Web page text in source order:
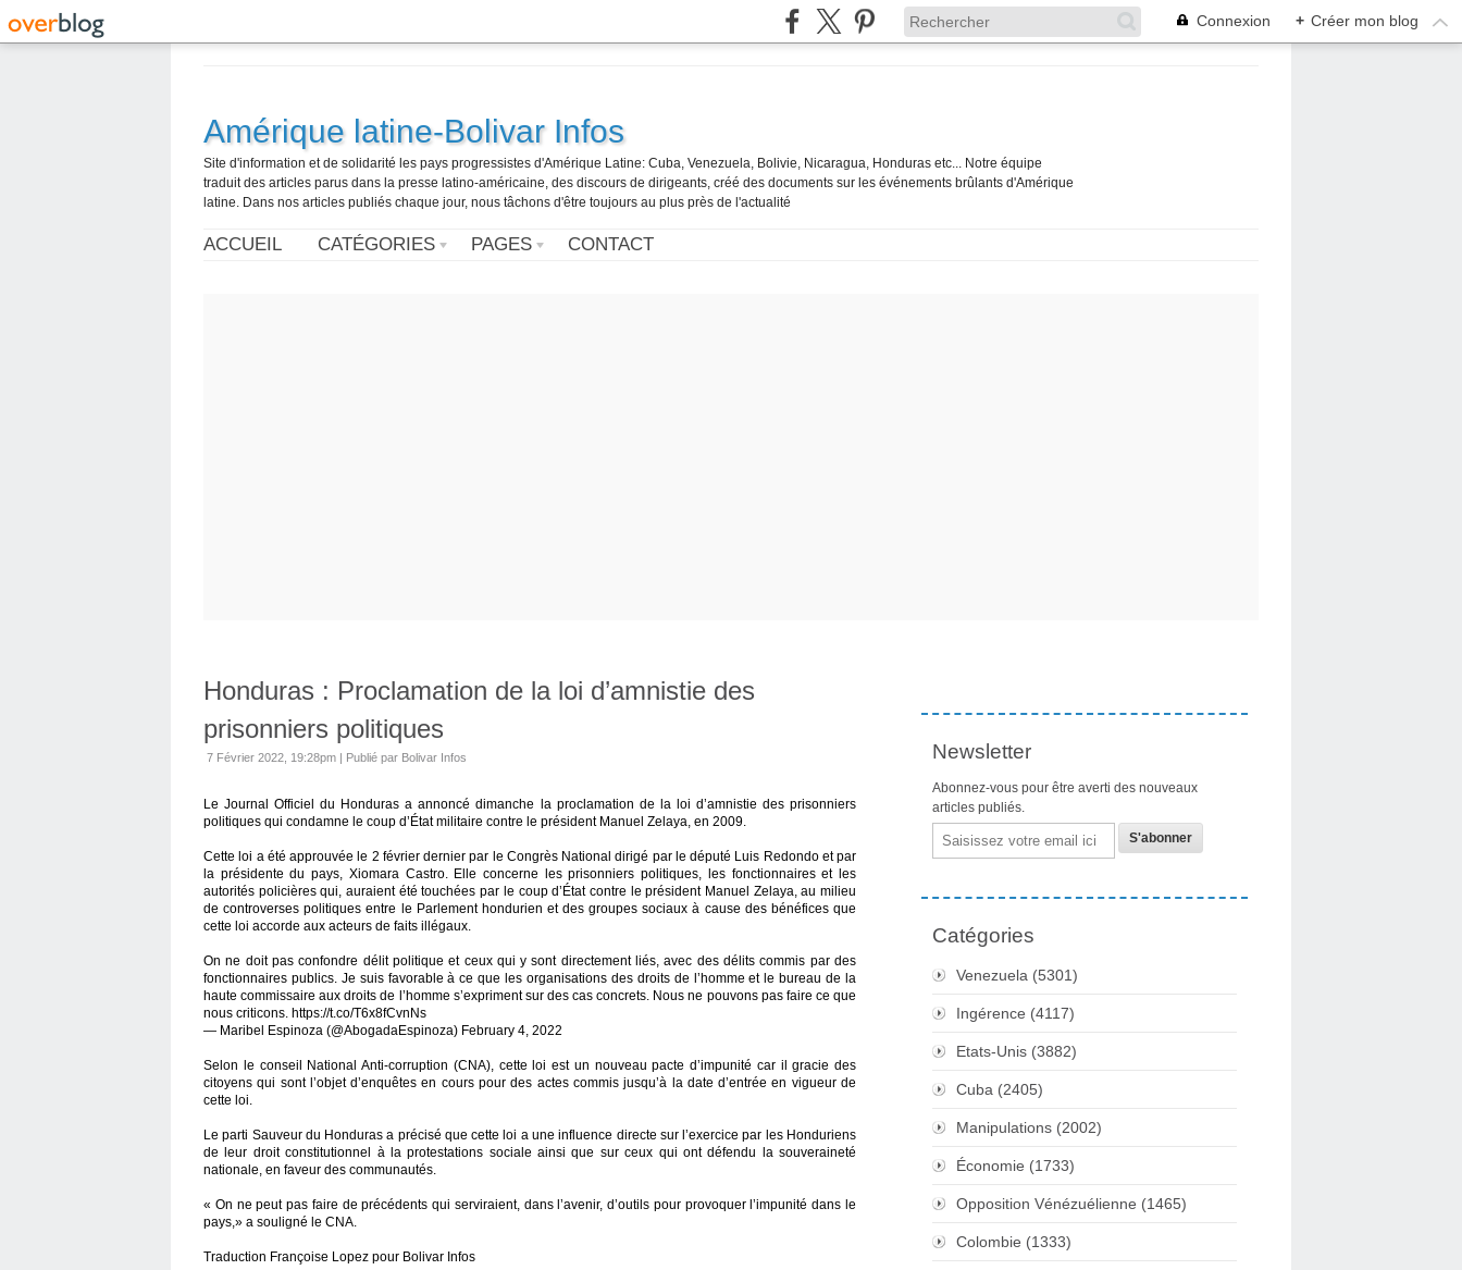
Connexion + Créer mon blog
Amérique latine-Bolivar Infos
Site d'information et de solidarité les pays progressistes d'Amérique Latine: Cuba, Venezuela, Bolivie, Nicaragua, Honduras etc... Notre équipe
traduit des articles parus dans la presse latino-américaine, des discours de dirigeants, créé des documents sur les événements brûlants d'Amérique
latine. Dans nos articles publiés chaque jour, nous tâchons d'être toujours au plus près de l'actualité
ACCUEIL CATÉGORIES PAGES CONTACT
Honduras : Proclamation de la loi d’amnistie des
prisonniers politiques
7 Février 2022, 19:28pm | Publié par Bolivar Infos
Le Journal Officiel du Honduras a annoncé dimanche la proclamation de la loi d’amnistie des prisonniers
politiques qui condamne le coup d’État militaire contre le président Manuel Zelaya, en 2009.
Cette loi a été approuvée le 2 février dernier par le Congrès National dirigé par le député Luis Redondo et par
la présidente du pays, Xiomara Castro. Elle concerne les prisonniers politiques, les fonctionnaires et les
autorités policières qui, auraient été touchées par le coup d’État contre le président Manuel Zelaya, au milieu
de controverses politiques entre le Parlement hondurien et des groupes sociaux à cause des bénéfices que
cette loi accorde aux acteurs de faits illégaux.
On ne doit pas confondre délit politique et ceux qui y sont directement liés, avec des délits commis par des
fonctionnaires publics. Je suis favorable à ce que les organisations des droits de l’homme et le bureau de la
haute commissaire aux droits de l’homme s’expriment sur des cas concrets. Nous ne pouvons pas faire ce que
nous criticons. https://t.co/T6x8fCvnNs
— Maribel Espinoza (@AbogadaEspinoza) February 4, 2022
Selon le conseil National Anti-corruption (CNA), cette loi est un nouveau pacte d’impunité car il gracie des
citoyens qui sont l’objet d’enquêtes en cours pour des actes commis jusqu’à la date d’entrée en vigueur de
cette loi.
Le parti Sauveur du Honduras a précisé que cette loi a une influence directe sur l’exercice par les Honduriens
de leur droit constitutionnel à la protestations sociale ainsi que sur ceux qui ont défendu la souveraineté
nationale, en faveur des communautés.
« On ne peut pas faire de précédents qui serviraient, dans l’avenir, d’outils pour provoquer l’impunité dans le
pays,» a souligné le CNA.
Traduction Françoise Lopez pour Bolivar Infos
Newsletter
Abonnez-vous pour être averti des nouveaux
articles publiés.
Email
Catégories
Venezuela (5301)
Ingérence (4117)
Etats-Unis (3882)
Cuba (2405)
Manipulations (2002)
Économie (1733)
Opposition Vénézuélienne (1465)
Colombie (1333)